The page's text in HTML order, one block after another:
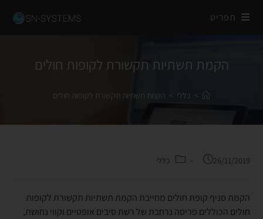
תפריט
הקמת תשתיות תקשורת לקופות חולים
> כללי > הקמת תשתיות תקשורת לקופות חולים
26/11/2019 כללי
הקמת סניף קופת חולים מחייבת הקמת תשתיות תקשורת לקופות
חולים הכוללים פריסה נרחבת של רשת סיבים אופטיים וקווי נחושת,